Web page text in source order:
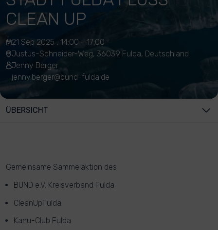
CLEAN UP
21 Sep 2025 , 14:00 - 17:00
Justus-Schneider-Weg, 36039 Fulda, Deutschland
Jenny Berger
jenny.berger@bund-fulda.de
ÜBERSICHT
Gemeinsame Sammelaktion des
BUND e.V. Kreisverband Fulda
CleanUpFulda
Kanu-Club Fulda